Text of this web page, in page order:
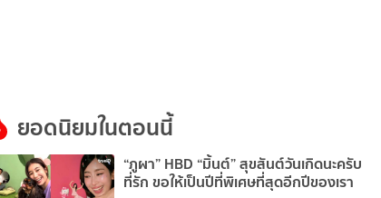
ยอดนิยมในตอนนี้
“ภูผา” HBD “มิ้นต์” สุขสันต์วันเกิดนะครับ
ที่รัก ขอให้เป็นปีที่พิเศษที่สุดอีกปีของเรา